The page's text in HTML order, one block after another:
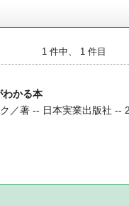
1 件中、 1 件目
わかる本
／著 -- 日本実業出版社 --